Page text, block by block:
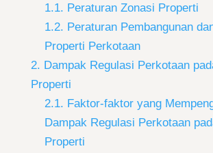
1.1. Peraturan Zonasi Properti
1.2. Peraturan Pembangunan
Properti Perkotaan
2. Dampak Regulasi Perkotaan
Properti
2.1. Faktor-faktor yang
Dampak Regulasi Perkotaan
Properti